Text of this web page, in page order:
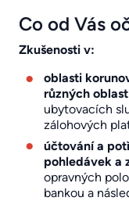
Co od Vás
Zkušenosti v:
oblasti
různých
ubytovacích
zálohových
účtování a
pohledávek a
opravných
bankou a